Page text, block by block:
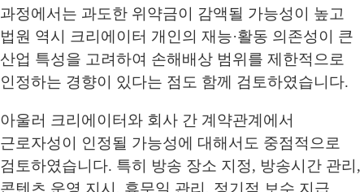
과정에서는 과도한 위약금이 감액될 가능성이 높고
법원 역시 크리에이터 개인의 재능·활동 의존성이 큰
산업 특성을 고려하여 손해배상 범위를 제한적으로
인정하는 경향이 있다는 점도 함께 검토하였습니다.
아울러 크리에이터와 회사 간 계약관계에서
근로자성이 인정될 가능성에 대해서도 중점적으로
검토하였습니다. 특히 방송 장소 지정, 방송시간 관리,
콘텐츠 운영 지시, 휴무일 관리, 정기적 보수 지급